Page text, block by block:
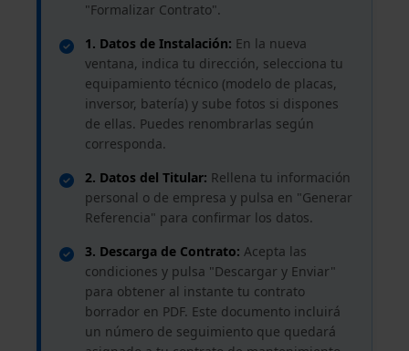
"Formalizar Contrato".
1. Datos de Instalación: En la nueva
ventana, indica tu dirección, selecciona tu
equipamiento técnico (modelo de placas,
inversor, batería) y sube fotos si dispones
de ellas. Puedes renombrarlas según
corresponda.
2. Datos del Titular: Rellena tu información
personal o de empresa y pulsa en "Generar
Referencia" para confirmar los datos.
3. Descarga de Contrato: Acepta las
condiciones y pulsa "Descargar y Enviar"
para obtener al instante tu contrato
borrador en PDF. Este documento incluirá
un número de seguimiento que quedará